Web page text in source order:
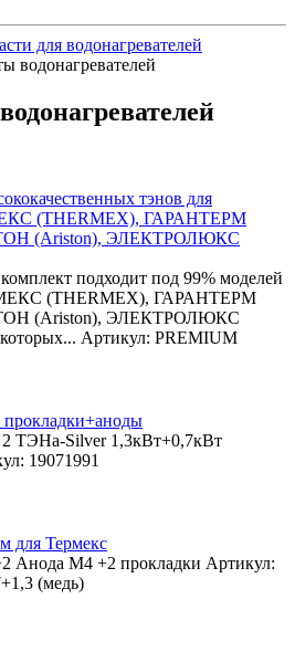
для водонагревателей
водонагревателей
тэнов для
(THERMEX), ГАРАНТЕРМ
(Ariston), ЭЛЕКТРОЛЮКС
подходит под 99% моделей
(THERMEX), ГАРАНТЕРМ
(Ariston), ЭЛЕКТРОЛЮКС
Артикул: PREMIUM
2 ТЭНа-Silver 1,3кВт+0,7кВт
19071991
для Термекс
Анода М4 +2 прокладки Артикул:
(медь)